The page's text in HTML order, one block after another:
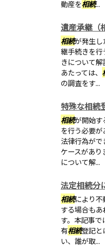
動産を相続...
遺産承継（
相続が発生し
継手続きを
きについて
あたっては、
の調査をす...
特殊な相続
相続が開始す
を行う必要が
法律行為が
ケースがあり
について解...
法定相続分
相続により不
する場合も
す。本記事で
有相続登記と
い、誰が取...